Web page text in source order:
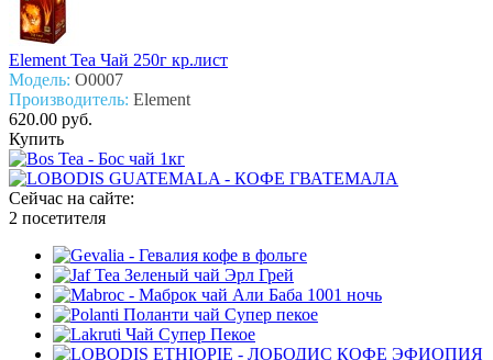
Element Tea Чай 250г кр.лист
Модель: О0007
Производитель: Element
620.00 руб.
Купить
Сейчас на сайте:
2 посетителя